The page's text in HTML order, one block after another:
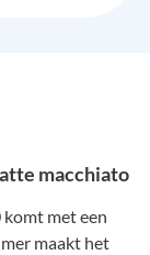
macchiato
met een
maakt het